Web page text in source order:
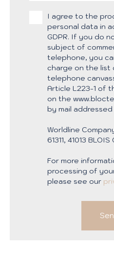
I agree to the
personal data in
GDPR. If you do
subject of
telephone, you
charge on the
telephone
Article L223-1 of
on the
by mail
Worldline
61311, 41013 BLOIS
For more
processing of
please see our